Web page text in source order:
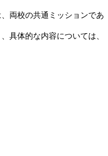
両校の共通ミッションであ
具体的な内容については、